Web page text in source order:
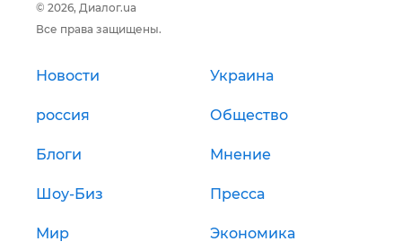
© 2026, Диалог.ua
Все права защищены.
Новости Украина
россия Общество
Блоги Мнение
Шоу-Биз Пресса
Мир Экономика